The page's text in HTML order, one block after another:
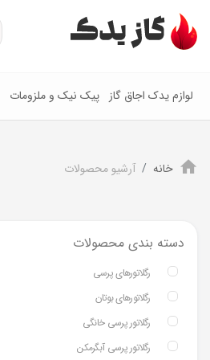
لوازم یدک اجاق گاز پیک نیک و ملزومات
خانه آرشیو محصولات
دسته بندی محصولات
رگلاتورهای پرسی
رگلاتورهای بوتان
رگلاتور پرسی خانگی
رگلاتور پرسی آبگرمکن